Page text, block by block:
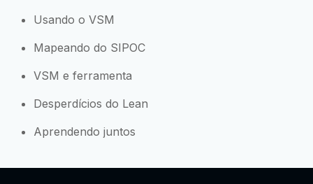
Usando o VSM
Mapeando do SIPOC
VSM e ferramenta
Desperdícios do Lean
Aprendendo juntos